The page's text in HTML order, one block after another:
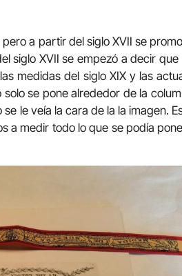
a partir del siglo XVII se
siglo XVII se empezó a decir que
medidas del siglo XIX y las
se pone alrededor de la
le veía la cara de la la imagen.
a medir todo lo que se podía